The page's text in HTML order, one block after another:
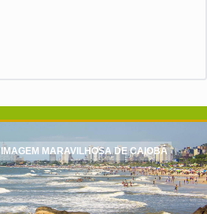
IMAGEM MARAVILHOSA DE CAIOBÁ